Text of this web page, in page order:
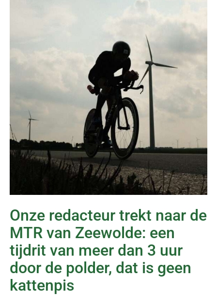
Onze redacteur trekt naar de
MTR van Zeewolde: een
tijdrit van meer dan 3 uur
door de polder, dat is geen
kattenpis